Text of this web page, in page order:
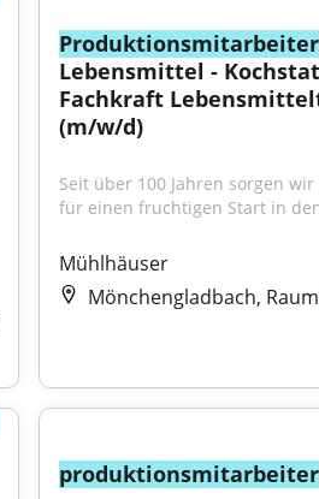
Produktionsmitarbeiter
Lebensmittel -
Fachkraft
(m/w/d)
Seit über 100 Jahren sorgen wir
für einen fruchtigen Start in
Mühlhäuser
Mönchengladbach, Raum
produktionsmitarbeiter